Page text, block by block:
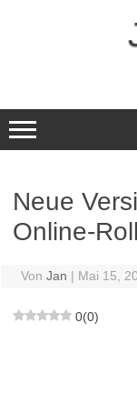
Neue
Online-
Von Jan | Mai 15,
0(0)